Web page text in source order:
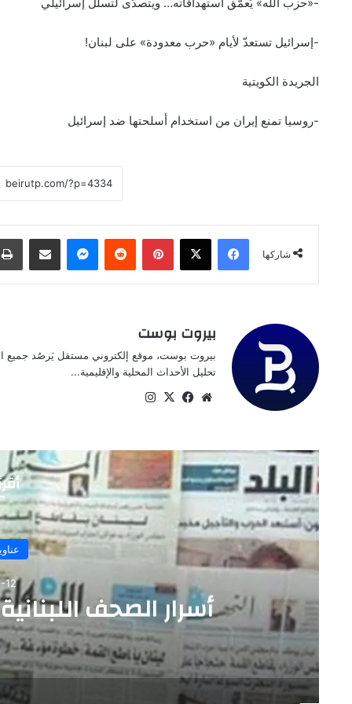
-إسرائيل تستعدّ لأيام «حرب معدودة» على لبنان!
الجريدة الكويتية
-روسيا تمنع إيران من استخدام أسلحتها ضد إسرائيل
شاركها
فيسبوك ‫X بينتيريست
‏Reddit ماسنجر مشاركة عبر البريد
بيروت بوست
بيروت بوست، موقع إلكتروني مستقل يَرصُد جميع
تحليل الأحداث المحلية والإقليمية...
موقعفيسبوك
‫X
12
الصحف اللبنانية